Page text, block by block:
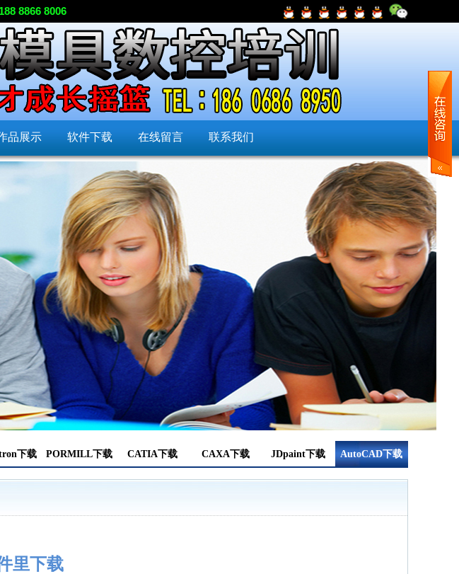
8866 8006
品展示 软件下载 在线留言 联系我们
下载 PORMILL下载 CATIA下载 CAXA下载 JDpaint下载 AutoCAD下载
里下载